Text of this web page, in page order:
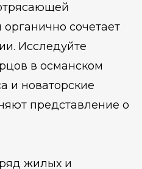
органично сочетает
Исследуйте
в османском
и новаторские
представление о
жилых и